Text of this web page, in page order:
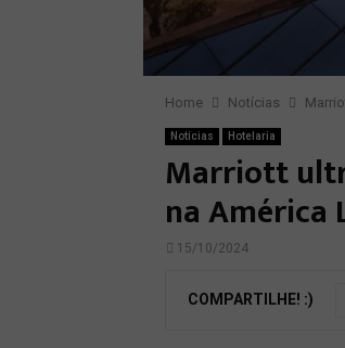
Home Notícias
Notícias Hotelaria
Marriott
na América
15/10/2024
COMPARTILHE! :)